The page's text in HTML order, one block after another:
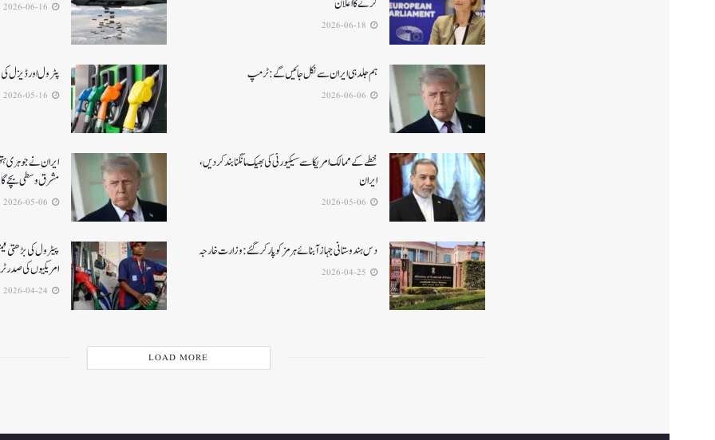
کرنے کا اعلان
ہم جلد ہی ایران سے نکل جائیں گے:ٹرمپ پٹرول اور ڈیزل کی قیمتوں میں
خطے کے ممالک امریکا سے سیکیورٹی کی بھیک مانگنا بند کر دیں،
ایران
ایران نے جوہری
مشرق وسطی بچے
دس ہندوستانی جہاز آبنائے ہرمز کوپار کرگئے: وزارت خارجہ
پیٹرول کی بڑھتی
امریکیوں کی صدر
LOAD MORE